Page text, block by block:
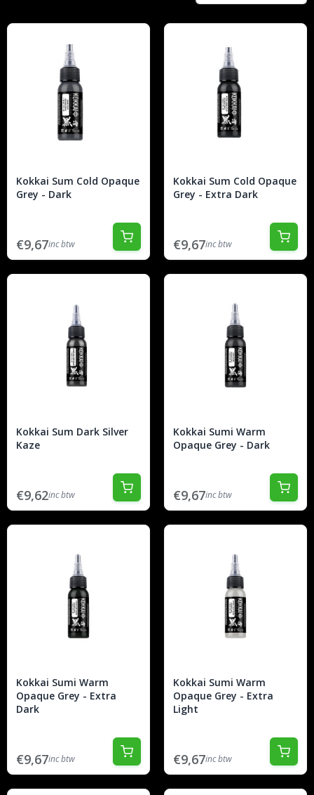
Kokkai Sum Cold Opaque
Grey - Dark
€9,67inc btw
Kokkai Sum Cold Opaque
Grey - Extra Dark
€9,67inc btw
Kokkai Sum Dark Silver
Kaze
€9,62inc btw
Kokkai Sumi Warm
Opaque Grey - Dark
€9,67inc btw
Kokkai Sumi Warm
Opaque Grey - Extra
Dark
€9,67inc btw
Kokkai Sumi Warm
Opaque Grey - Extra
Light
€9,67inc btw